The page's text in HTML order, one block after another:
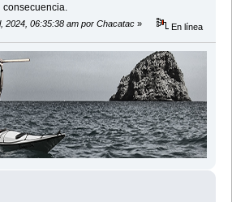
consecuencia.
2024, 06:35:38 am por Chacatac » En línea